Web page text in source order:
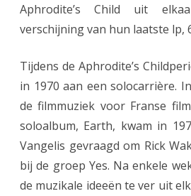
Aphrodite’s Child uit
verschijning van hun laatste lp,
Tijdens de Aphrodite’s
in 1970 aan een solocarrière.
de filmmuziek voor Franse
soloalbum, Earth, kwam in
Vangelis gevraagd om Rick
bij de groep Yes. Na enkele
de muzikale ideeën te ver uit